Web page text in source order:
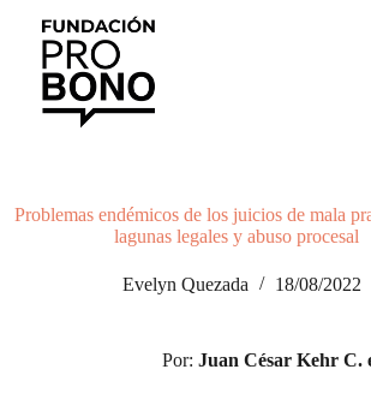
contenido
Problemas endémicos de los juicios de mala
lagunas legales y abuso procesal
Evelyn Quezada 18/08/2022
Por: Juan César Kehr C.